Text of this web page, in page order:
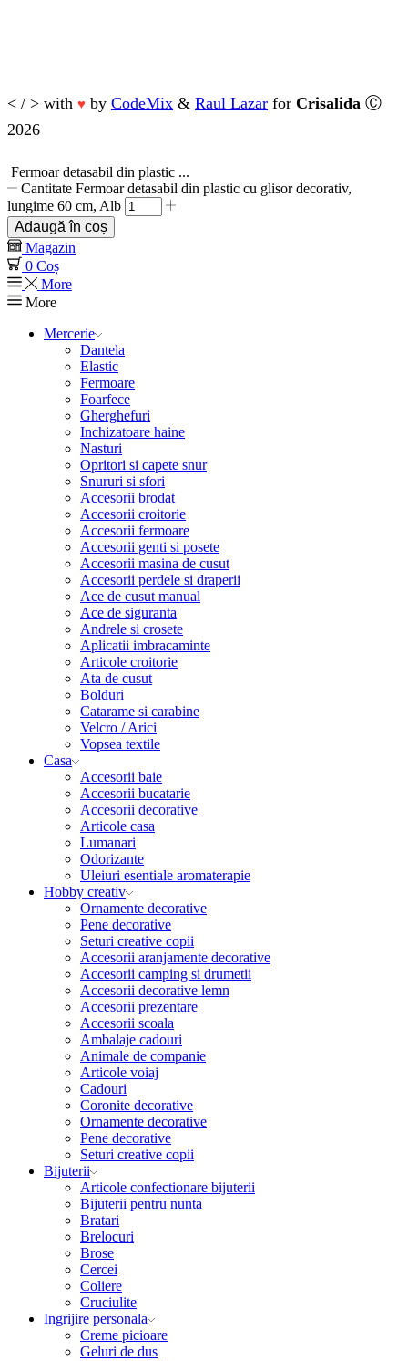
< / > with ♥ by CodeMix & Raul Lazar for Crisalida Ⓒ
2026
Fermoar detasabil din plastic ...
Cantitate Fermoar detasabil din plastic cu glisor decorativ,
lungime 60 cm, Alb
Adaugă în coș
Magazin
0 Coș
More
More
Mercerie
Dantela
Elastic
Fermoare
Foarfece
Gherghefuri
Inchizatoare haine
Nasturi
Opritori si capete snur
Snururi si sfori
Accesorii brodat
Accesorii croitorie
Accesorii fermoare
Accesorii genti si posete
Accesorii masina de cusut
Accesorii perdele si draperii
Ace de cusut manual
Ace de siguranta
Andrele si crosete
Aplicatii imbracaminte
Articole croitorie
Ata de cusut
Bolduri
Catarame si carabine
Velcro / Arici
Vopsea textile
Casa
Accesorii baie
Accesorii bucatarie
Accesorii decorative
Articole casa
Lumanari
Odorizante
Uleiuri esentiale aromaterapie
Hobby creativ
Ornamente decorative
Pene decorative
Seturi creative copii
Accesorii aranjamente decorative
Accesorii camping si drumetii
Accesorii decorative lemn
Accesorii prezentare
Accesorii scoala
Ambalaje cadouri
Animale de companie
Articole voiaj
Cadouri
Coronite decorative
Ornamente decorative
Pene decorative
Seturi creative copii
Bijuterii
Articole confectionare bijuterii
Bijuterii pentru nunta
Bratari
Brelocuri
Brose
Cercei
Coliere
Cruciulite
Ingrijire personala
Creme picioare
Geluri de dus